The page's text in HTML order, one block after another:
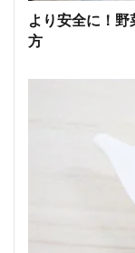
より安全に！
方